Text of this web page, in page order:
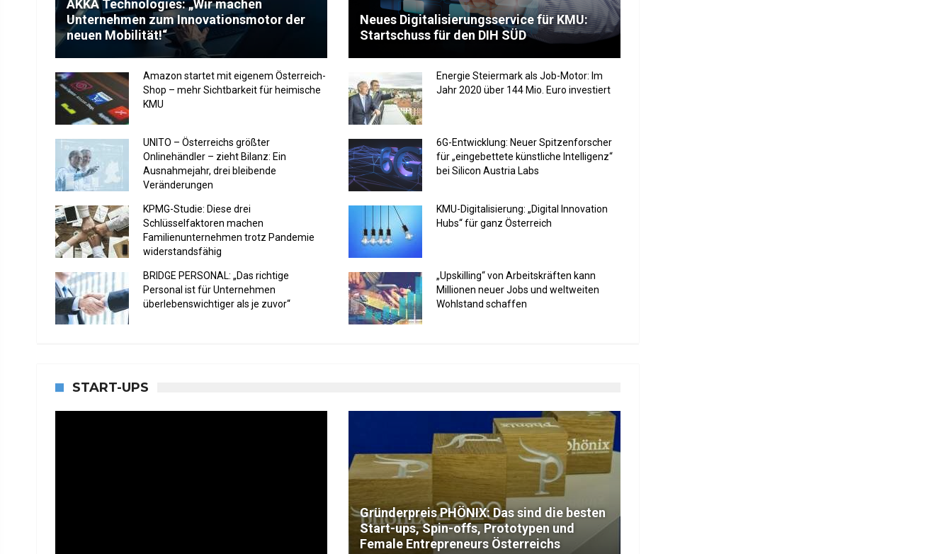
AKKA Technologies: „Wir machen
Unternehmen zum Innovationsmotor der
neuen Mobilität!“
Neues Digitalisierungsservice für KMU:
Startschuss für den DIH SÜD
Amazon startet mit eigenem Österreich-
Shop – mehr Sichtbarkeit für heimische
KMU
Energie Steiermark als Job-Motor: Im
Jahr 2020 über 144 Mio. Euro investiert
UNITO – Österreichs größter
Onlinehändler – zieht Bilanz: Ein
Ausnahmejahr, drei bleibende
Veränderungen
6G-Entwicklung: Neuer Spitzenforscher
für „eingebettete künstliche Intelligenz“
bei Silicon Austria Labs
KPMG-Studie: Diese drei
Schlüsselfaktoren machen
Familienunternehmen trotz Pandemie
widerstandsfähig
KMU-Digitalisierung: „Digital Innovation
Hubs“ für ganz Österreich
BRIDGE PERSONAL: „Das richtige
Personal ist für Unternehmen
überlebenswichtiger als je zuvor“
„Upskilling“ von Arbeitskräften kann
Millionen neuer Jobs und weltweiten
Wohlstand schaffen
START-UPS
Gründerpreis PHÖNIX: Das sind die besten
Start-ups, Spin-offs, Prototypen und
Female Entrepreneurs Österreichs